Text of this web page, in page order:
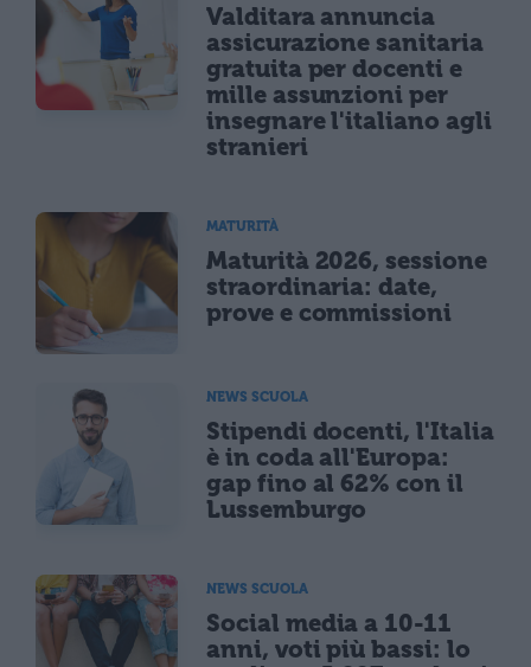
Valditara annuncia
assicurazione sanitaria
gratuita per docenti e
mille assunzioni per
insegnare l'italiano agli
stranieri
MATURITÀ
Maturità 2026, sessione
straordinaria: date,
prove e commissioni
NEWS SCUOLA
Stipendi docenti, l'Italia
è in coda all'Europa:
gap fino al 62% con il
Lussemburgo
NEWS SCUOLA
Social media a 10-11
anni, voti più bassi: lo